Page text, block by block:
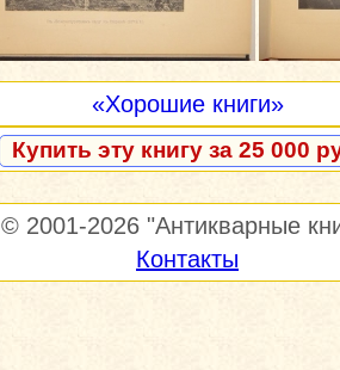
«Хорошие книги»
Купить эту книгу за 25 000
© 2001-2026 "Антикварные
Контакты